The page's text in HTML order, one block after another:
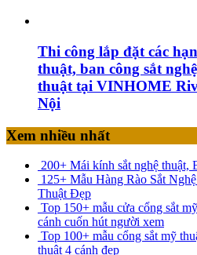
Thi công lắp đặt các
thuật, ban công sắt
thuật tại VINHOME
Nội
Xem nhiều nhất
200+ Mái kính sắt nghệ thuật,
125+ Mẫu Hàng Rào Sắt
Thuật Đẹp
Top 150+ mẫu cửa cổng sắt
cánh cuốn hút người xem
Top 100+ mẫu cổng sắt mỹ
thuật 4 cánh đẹp